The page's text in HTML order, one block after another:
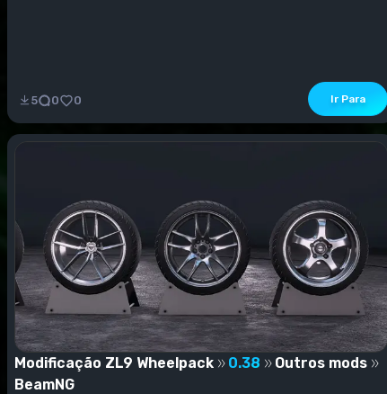
5 0 0 Ir Para
Modificação ZL9 Wheelpack 0.38
Outros mods
BeamNG